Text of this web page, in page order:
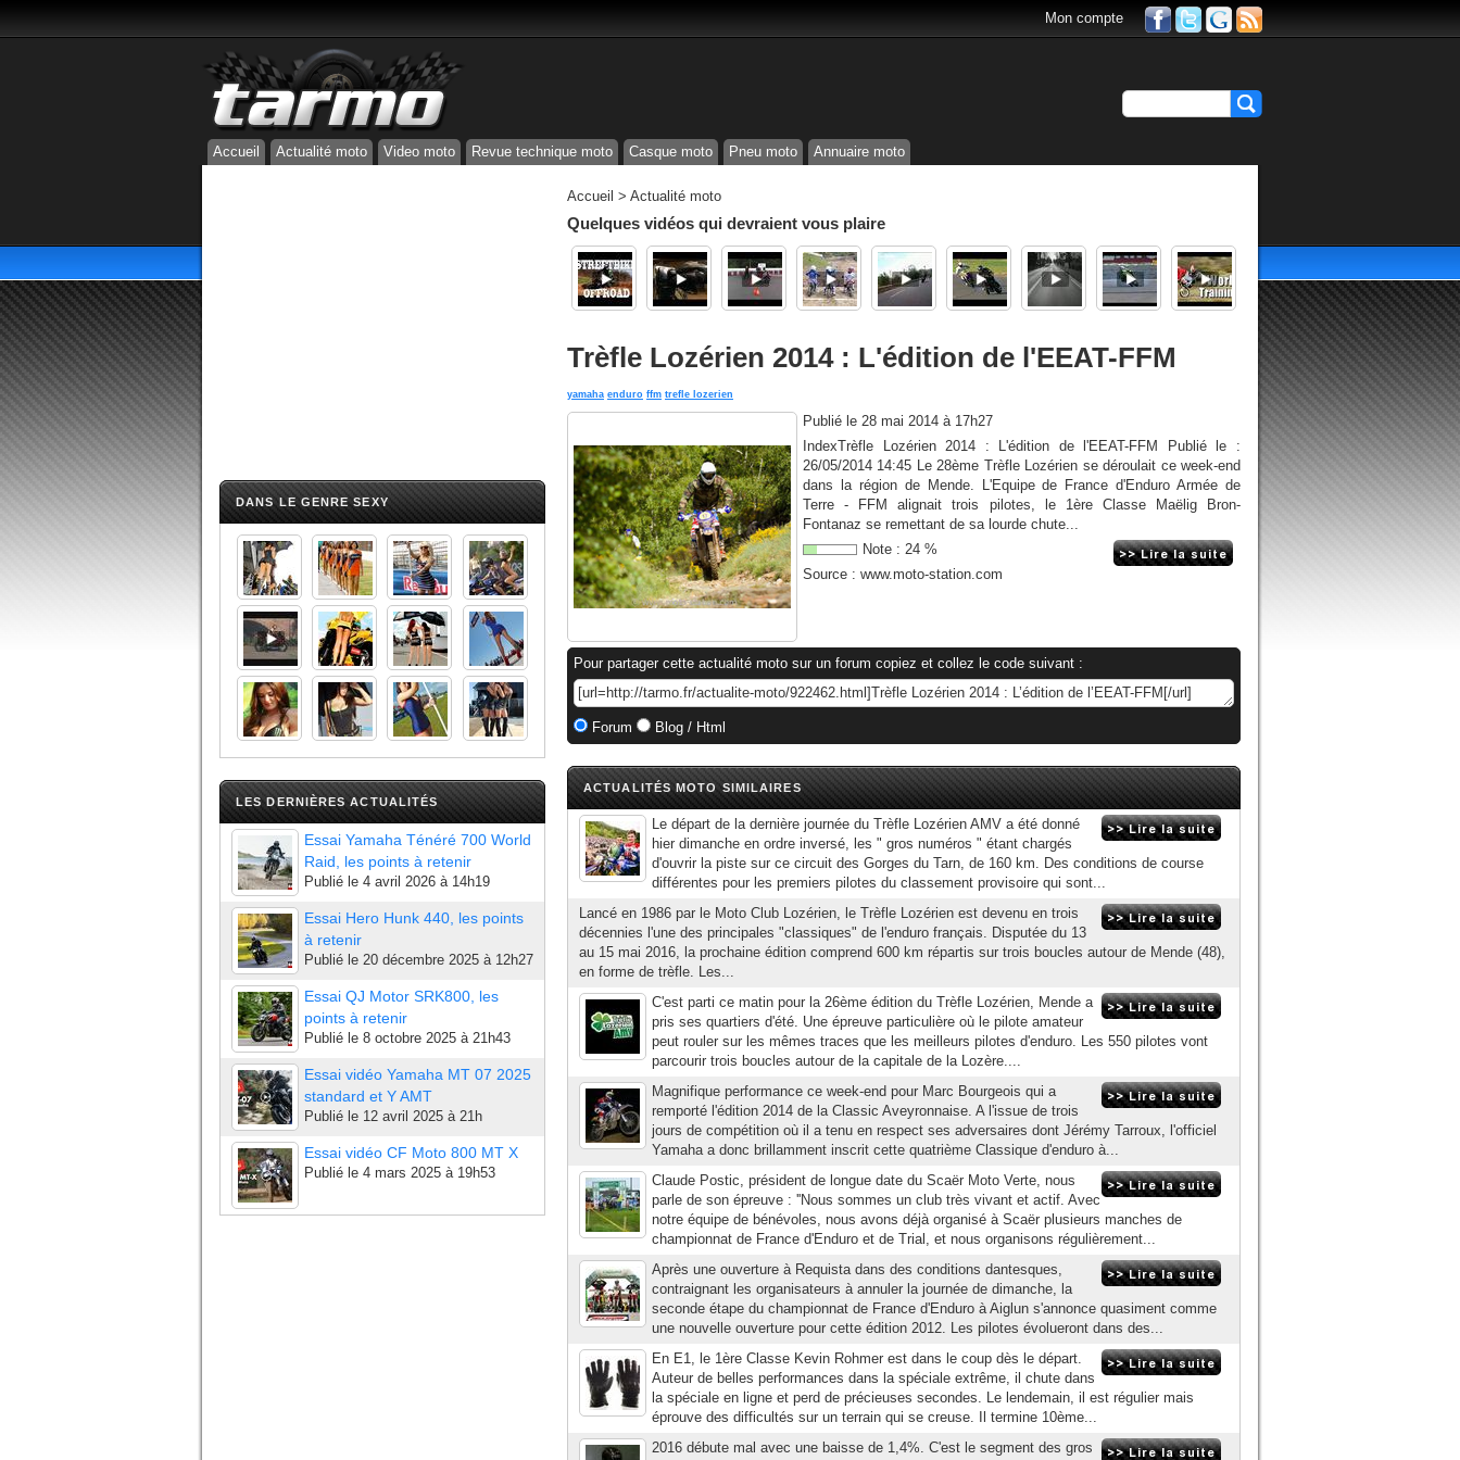
Mon compte
Accueil Actualité moto Video moto Revue technique moto Casque moto Pneu moto Annuaire moto
DANS LE GENRE SEXY
LES DERNIÈRES ACTUALITÉS
Essai Yamaha Ténéré 700 World
Raid, les points à retenir
Publié le 4 avril 2026 à 14h19
Essai Hero Hunk 440, les points
à retenir
Publié le 20 décembre 2025 à 12h27
Essai QJ Motor SRK800, les
points à retenir
Publié le 8 octobre 2025 à 21h43
Essai vidéo Yamaha MT 07 2025
standard et Y AMT
Publié le 12 avril 2025 à 21h
Essai vidéo CF Moto 800 MT X
Publié le 4 mars 2025 à 19h53
Accueil > Actualité moto
Quelques vidéos qui devraient vous plaire
Trèfle Lozérien 2014 : L'édition de l'EEAT-FFM
yamaha enduro ffm trefle lozerien
Publié le 28 mai 2014 à 17h27
IndexTrèfle Lozérien 2014 : L'édition de l'EEAT-FFM Publié le :
26/05/2014 14:45 Le 28ème Trèfle Lozérien se déroulait ce week-end
dans la région de Mende. L'Equipe de France d'Enduro Armée de
Terre - FFM alignait trois pilotes, le 1ère Classe Maëlig Bron-
Fontanaz se remettant de sa lourde chute...
Note : 24 %
Source : www.moto-station.com
Pour partager cette actualité moto sur un forum copiez et collez le code suivant :
Forum Blog / Html
ACTUALITÉS MOTO SIMILAIRES
Le départ de la dernière journée du Trèfle Lozérien AMV a été donné
hier dimanche en ordre inversé, les " gros numéros " étant chargés
d'ouvrir la piste sur ce circuit des Gorges du Tarn, de 160 km. Des conditions de course
différentes pour les premiers pilotes du classement provisoire qui sont...
Lancé en 1986 par le Moto Club Lozérien, le Trèfle Lozérien est devenu en trois
décennies l'une des principales "classiques" de l'enduro français. Disputée du 13
au 15 mai 2016, la prochaine édition comprend 600 km répartis sur trois boucles autour de Mende (48),
en forme de trèfle. Les...
C'est parti ce matin pour la 26ème édition du Trèfle Lozérien, Mende a
pris ses quartiers d'été. Une épreuve particulière où le pilote amateur
peut rouler sur les mêmes traces que les meilleurs pilotes d'enduro. Les 550 pilotes vont
parcourir trois boucles autour de la capitale de la Lozère....
Magnifique performance ce week-end pour Marc Bourgeois qui a
remporté l'édition 2014 de la Classic Aveyronnaise. A l'issue de trois
jours de compétition où il a tenu en respect ses adversaires dont Jérémy Tarroux, l'officiel
Yamaha a donc brillamment inscrit cette quatrième Classique d'enduro à...
Claude Postic, président de longue date du Scaër Moto Verte, nous
parle de son épreuve : ''Nous sommes un club très vivant et actif. Avec
notre équipe de bénévoles, nous avons déjà organisé à Scaër plusieurs manches de
championnat de France d'Enduro et de Trial, et nous organisons régulièrement...
Après une ouverture à Requista dans des conditions dantesques,
contraignant les organisateurs à annuler la journée de dimanche, la
seconde étape du championnat de France d'Enduro à Aiglun s'annonce quasiment comme
une nouvelle ouverture pour cette édition 2012. Les pilotes évolueront dans des...
En E1, le 1ère Classe Kevin Rohmer est dans le coup dès le départ.
Auteur de belles performances dans la spéciale extrême, il chute dans
la spéciale en ligne et perd de précieuses secondes. Le lendemain, il est régulier mais
éprouve des difficultés sur un terrain qui se creuse. Il termine 10ème...
2016 débute mal avec une baisse de 1,4%. C'est le segment des gros